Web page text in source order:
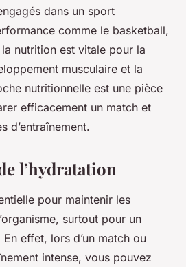
est conseillée
avant une
dans un sport
comme le basketball,
nutrition est vitale pour la
musculaire et la
nutritionnelle est une pièce
efficacement un match et
d’entraînement.
l’hydratation
pour maintenir les
surtout pour un
effet, lors d’un match ou
intense, vous pouvez